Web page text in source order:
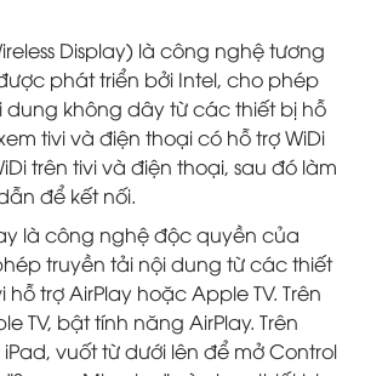
Display) là công nghệ tương
phát triển bởi Intel, cho phép
dung không dây từ các thiết bị hỗ
tivi và điện thoại có hỗ trợ WiDi
trên tivi và điện thoại, sau đó làm
để kết nối.
là công nghệ độc quyền của
truyền tải nội dung từ các thiết
hỗ trợ AirPlay hoặc Apple TV. Trên
TV, bật tính năng AirPlay. Trên
vuốt từ dưới lên để mở Control